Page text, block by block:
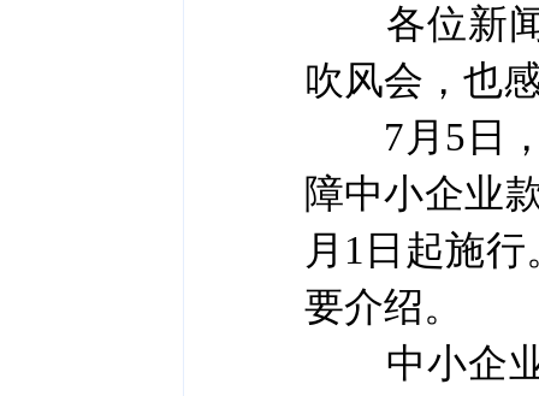
各位新闻
吹风会，也
7月5日，
障中小企业
月1日起施
要介绍。
中小企业